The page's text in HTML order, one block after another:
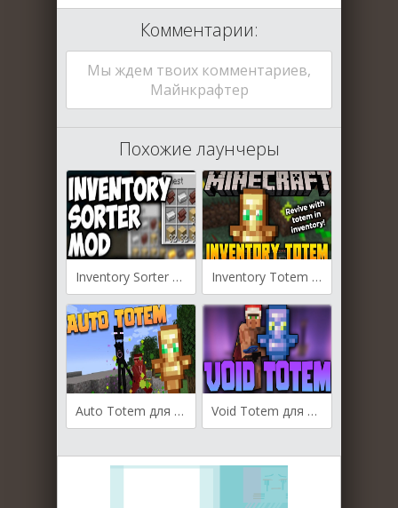
Комментарии:
Мы ждем твоих комментариев,
Майнкрафтер
Похожие лаунчеры
Inventory Sorter для Майнкрафт [1.21.4, 1.21.1, 1.21] Inventory Totem для Майнкрафт [1.21.3, 1.21.1, 1.21]
Auto Totem для Майнкрафт [1.21, 1.20.6, 1.20.4] Void Totem для Майнкрафт [1.19.4, 1.19.3, 1.19.2]